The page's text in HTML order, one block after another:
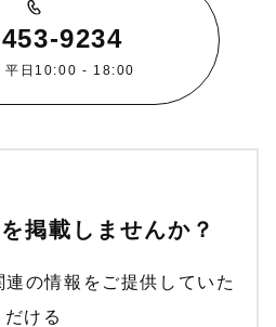
9234
平日10:00 - 18:00
掲載しませんか？
の情報をご提供していた
だける